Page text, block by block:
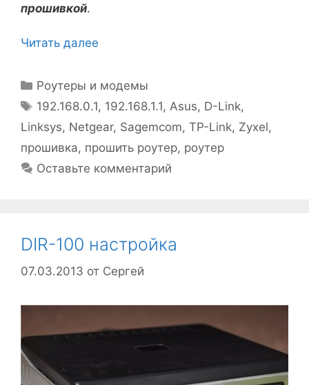
прошивкой.
Читать далее
Рубрики
Роутеры и модемы
Метки
192.168.0.1, 192.168.1.1,Asus, D-Link,
Linksys, Netgear, Sagemcom, TP-Link, Zyxel,
прошивка, прошить роутер, роутер
Оставьте комментарий
DIR-100 настройка
07.03.2013 от Сергей